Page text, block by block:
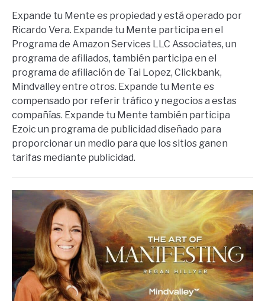
Expande tu Mente es propiedad y está operado por
Ricardo Vera. Expande tu Mente participa en el
Programa de Amazon Services LLC Associates, un
programa de afiliados, también participa en el
programa de afiliación de Tai Lopez, Clickbank,
Mindvalley entre otros. Expande tu Mente es
compensado por referir tráfico y negocios a estas
compañías. Expande tu Mente también participa
Ezoic un programa de publicidad diseñado para
proporcionar un medio para que los sitios ganen
tarifas mediante publicidad.